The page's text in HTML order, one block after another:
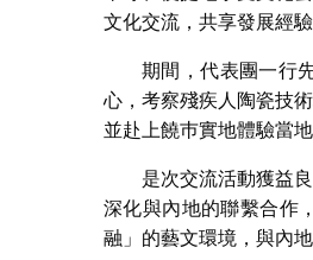
文化交流，共享發展經驗
期間，代表團一行
心，考察殘疾人陶瓷技
並赴上饒巿實地體驗當
是次交流活動獲益
深化與內地的聯繫合作
融」的藝文環境，與內